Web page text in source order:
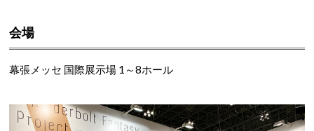
会場
幕張メッセ 国際展示場 1～8ホール